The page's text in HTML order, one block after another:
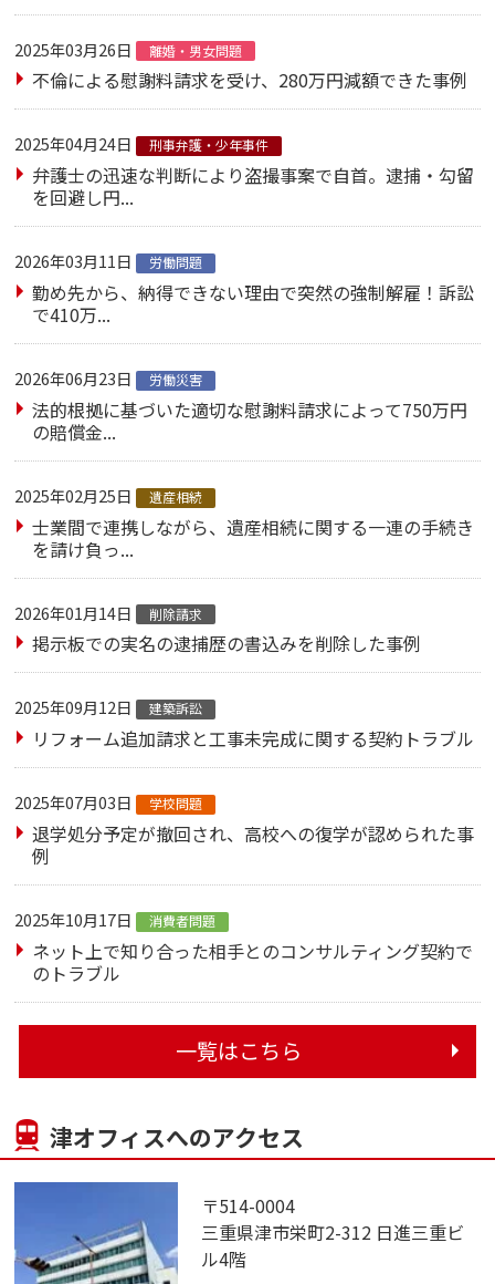
2025年03月26日 離婚・男女問題
不倫による慰謝料請求を受け、280万円減額できた事例
2025年04月24日 刑事弁護・少年事件
弁護士の迅速な判断により盗撮事案で自首。逮捕・勾留
を回避し円...
2026年03月11日 労働問題
勤め先から、納得できない理由で突然の強制解雇！訴訟
で410万...
2026年06月23日 労働災害
法的根拠に基づいた適切な慰謝料請求によって750万円
の賠償金...
2025年02月25日 遺産相続
士業間で連携しながら、遺産相続に関する一連の手続き
を請け負っ...
2026年01月14日 削除請求
掲示板での実名の逮捕歴の書込みを削除した事例
2025年09月12日 建築訴訟
リフォーム追加請求と工事未完成に関する契約トラブル
2025年07月03日 学校問題
退学処分予定が撤回され、高校への復学が認められた事
例
2025年10月17日 消費者問題
ネット上で知り合った相手とのコンサルティング契約で
のトラブル
一覧はこちら
津オフィスへのアクセス
〒514-0004
三重県津市栄町2-312 日進三重ビ
ル4階